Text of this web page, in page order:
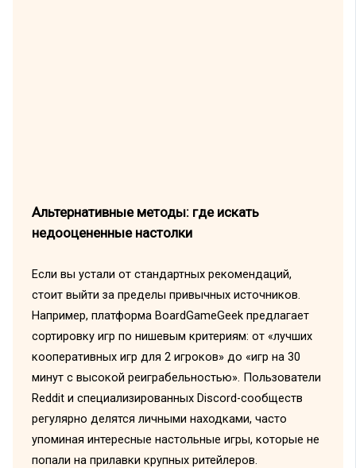
Альтернативные методы: где искать
недооцененные настолки
Если вы устали от стандартных рекомендаций,
стоит выйти за пределы привычных источников.
Например, платформа BoardGameGeek предлагает
сортировку игр по нишевым критериям: от «лучших
кооперативных игр для 2 игроков» до «игр на 30
минут с высокой реиграбельностью». Пользователи
Reddit и специализированных Discord-сообществ
регулярно делятся личными находками, часто
упоминая интересные настольные игры, которые не
попали на прилавки крупных ритейлеров.